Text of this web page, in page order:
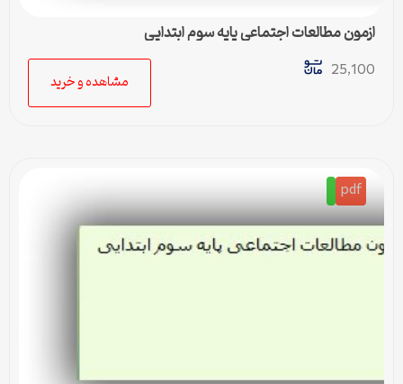
ازمون مطالعات اجتماعی پایه سوم ابتدایی
25,100
مشاهده و خرید
pdf